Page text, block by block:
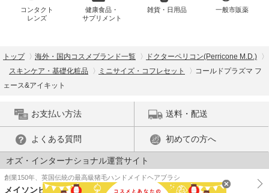
コンタクト
レンズ
健康食品・
サプリメント
雑貨・日用品 一般市販薬
トップ 海外・国内コスメブランド一覧
ドクターペリコン(Perricone M.D.)
スキンケア・基礎化粧品
ミニサイズ・コフレセット
コールドプラズマ フ
ェース&アイキット
お支払い方法 送料・配送
よくある質問 初めての方へ
オズ・インターナショナル運営サイト
創業150年、英国伝統の最高級猪毛ハンドメイドヘアブラシ
メイソンピアソン